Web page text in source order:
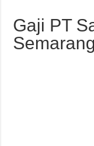
Gaji PT
Semarang